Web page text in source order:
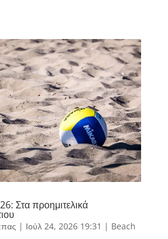
Στα προημιτελικά
| Ιούλ 24, 2026 19:31 | Beach